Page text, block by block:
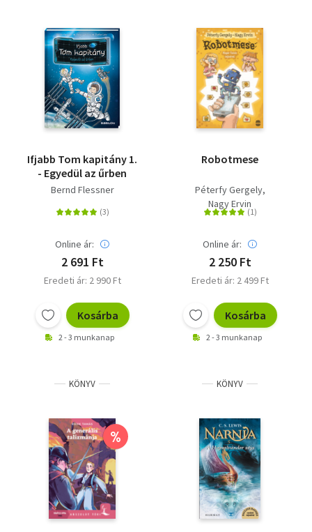
Ifjabb Tom kapitány 1.
- Egyedül az űrben
Bernd Flessner
Online ár:
2 691 Ft
Eredeti ár: 2 990 Ft
Kosárba
2 - 3 munkanap
Robotmese
Péterfy Gergely
Nagy Ervin
Online ár:
2 250 Ft
Eredeti ár: 2 499 Ft
Kosárba
2 - 3 munkanap
KÖNYV
%
KÖNYV